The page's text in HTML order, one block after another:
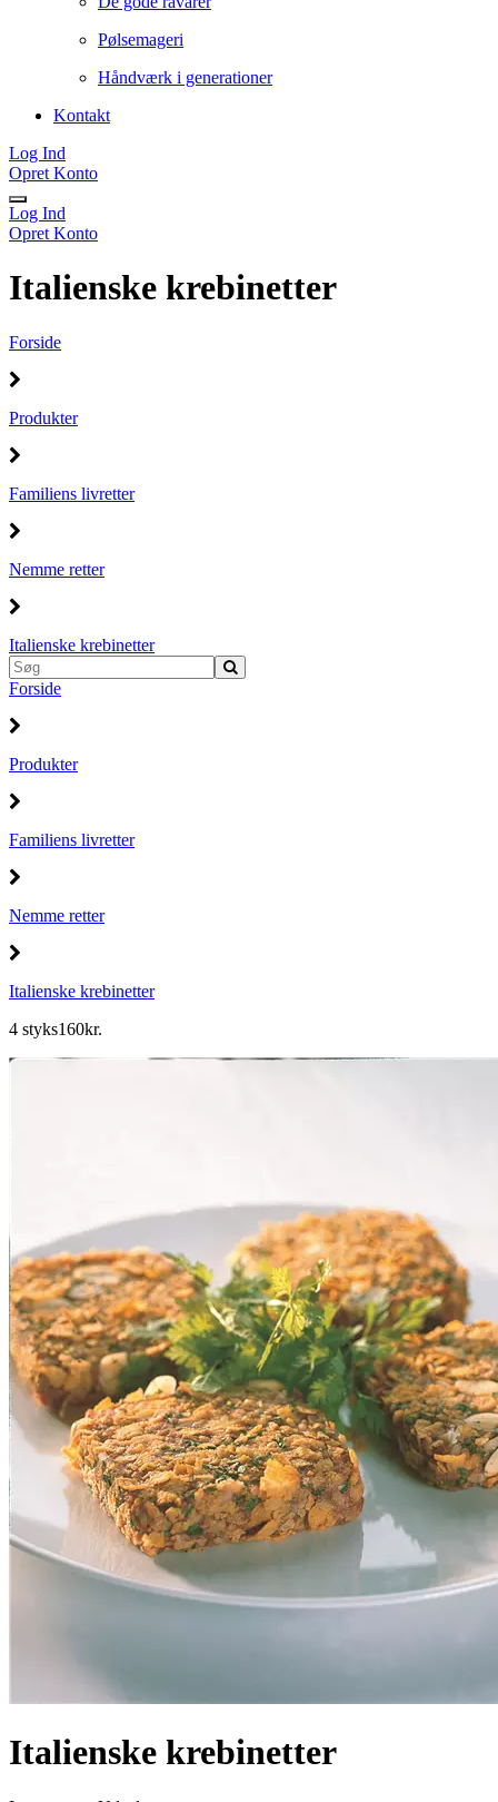
Pølsemageri
Håndværk i generationer
Kontakt
Log Ind
Opret Konto
Log Ind
Opret Konto
Italienske krebinetter
Forside
Produkter
Familiens livretter
Nemme retter
Italienske krebinetter
Forside
Produkter
Familiens livretter
Nemme retter
Italienske krebinetter
4 styks160kr.
Italienske krebinetter